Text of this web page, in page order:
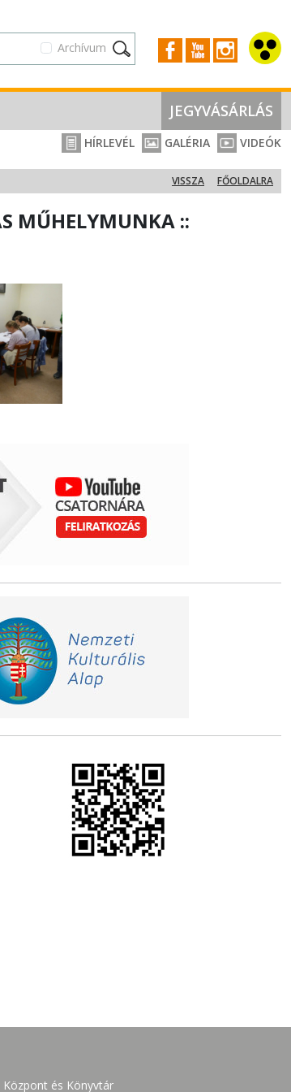
Archívum
JEGYVÁSÁRLÁS
HÍRLEVÉL GALÉRIA VIDEÓK
FŐOLDALRA
VISSZA
MŰHELYMUNKA ::
Központ és Könyvtár